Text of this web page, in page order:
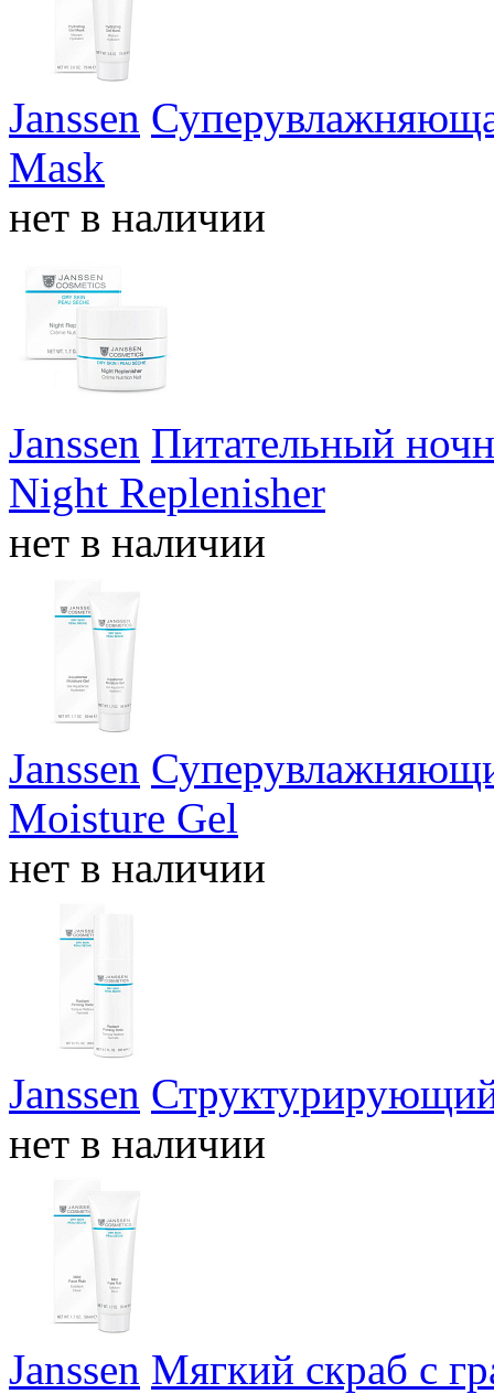
Janssen
Mask
нет в наличии
Janssen Питательный
Night Replenisher
нет в наличии
Janssen
Moisture Gel
нет в наличии
Janssen
нет в наличии
Janssen Мягкий скраб с